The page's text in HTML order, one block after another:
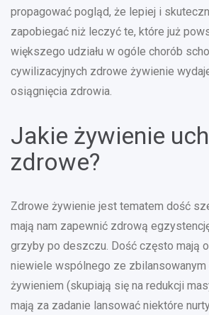
propagować pogląd, że lepiej i
zapobiegać niż leczyć te, które już
większego udziału w ogóle chorób
cywilizacyjnych zdrowe żywienie
osiągnięcia zdrowia.
Jakie żywienie
zdrowe?
Zdrowe żywienie jest tematem dość
mają nam zapewnić zdrową
grzyby po deszczu. Dość często mają
niewiele wspólnego ze zbilansowanym
żywieniem (skupiają się na redukcji
mają za zadanie lansować niektóre